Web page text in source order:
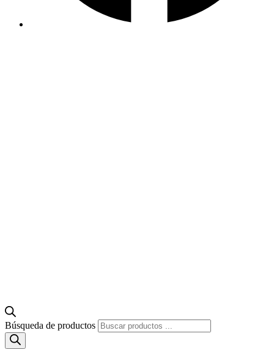
Búsqueda de productos